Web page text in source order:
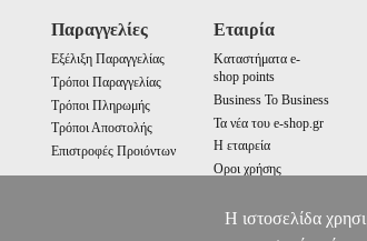
Παραγγελίες
Εξέλιξη Παραγγελίας
Τρόποι Παραγγελίας
Τρόποι Πληρωμής
Τρόποι Αποστολής
Επιστροφές Προιόντων
Εταιρία
Καταστήματα e-
shop points
Business To Business
Τα νέα του e-shop.gr
Η εταιρεία
Οροι χρήσης
Η ιστοσελίδα